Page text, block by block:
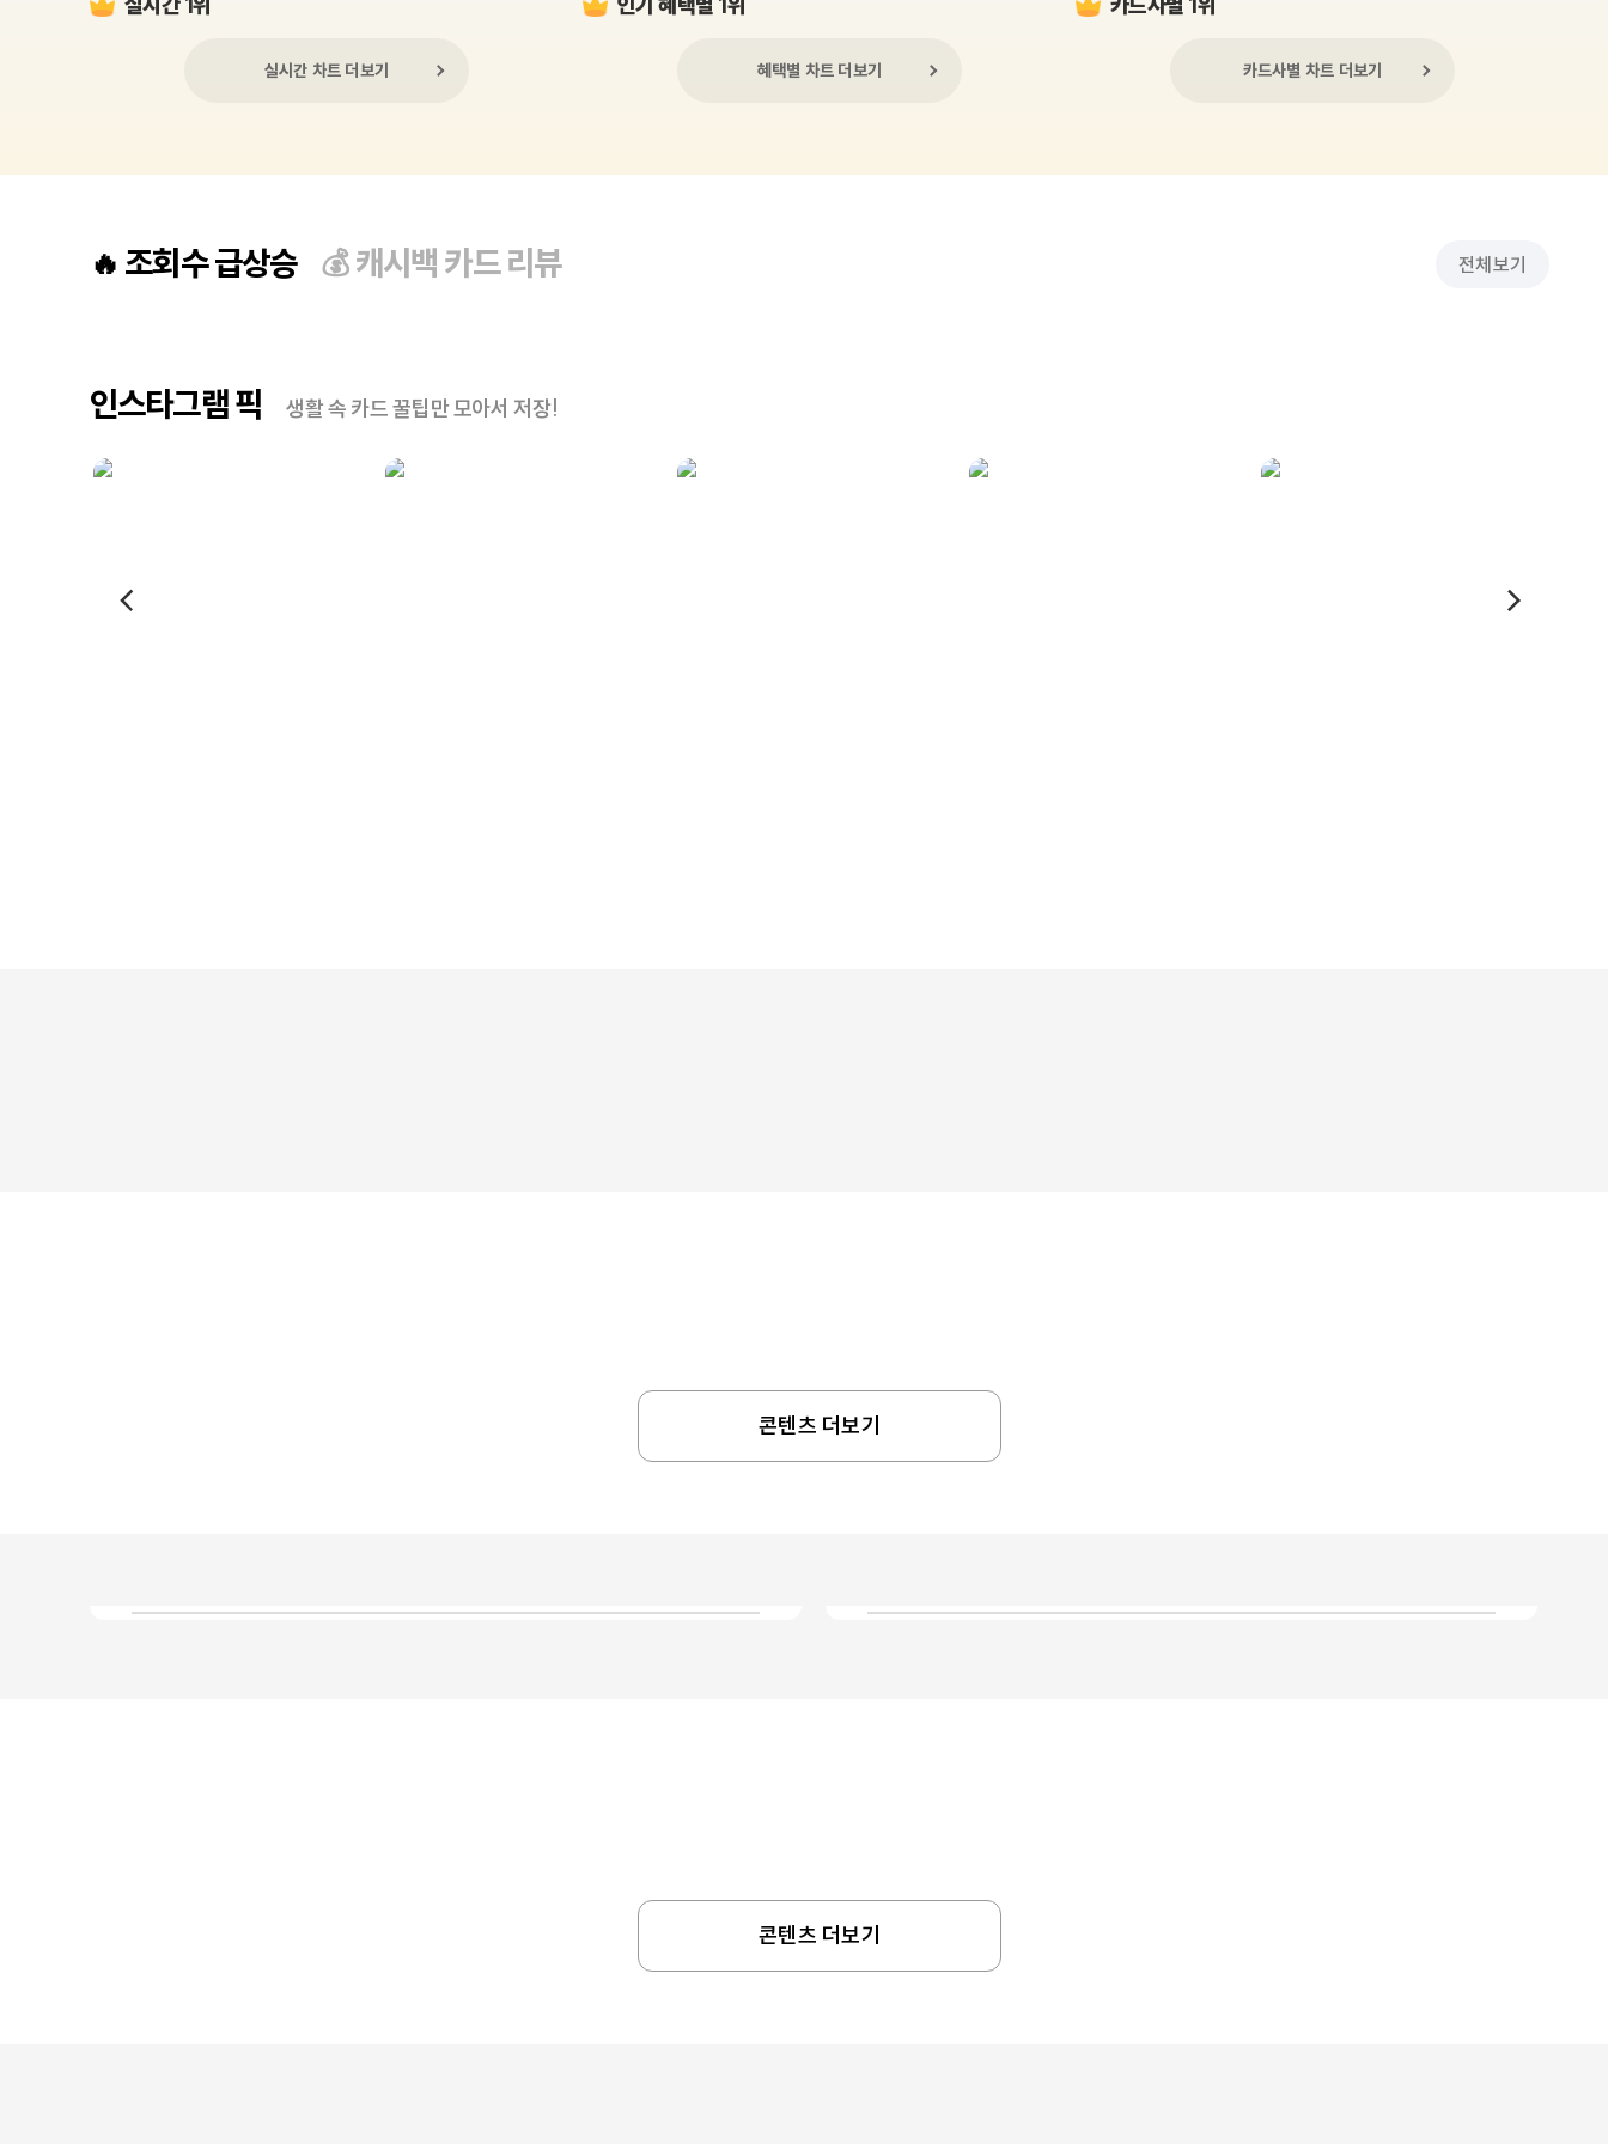
실시간 차트 더보기 혜택별 차트 더보기 카드사별 차트 더보기
🔥 조회수 급상승 💰캐시백 카드 리뷰 전체보기
인스타그램 픽 생활 속 카드 꿀팁만 모아서 저장!
콘텐츠 더보기
콘텐츠 더보기